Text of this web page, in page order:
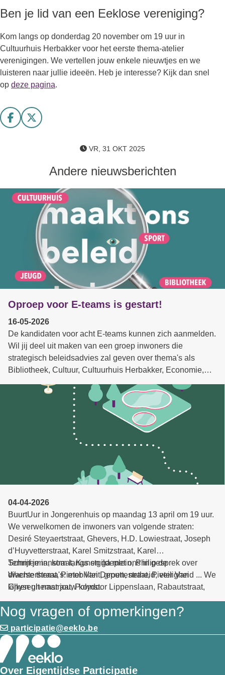
Ben je lid van een Eeklose vereniging?
Kom langs op donderdag 20 november om 19 uur in
Cultuurhuis Herbakker voor het eerste thema-atelier
verenigingen. We vertellen jouw enkele nieuwtjes en we
luisteren naar jullie ideeën. Heb je interesse? Kijk dan snel
op deze pagina.
Deel op facebook
Deel op X
VR, 31 OKT 2025
Andere nieuwsberichten
Oproep voor E-teams is gestart!
16-05-2026
De kandidaten voor acht E-teams kunnen zich aanmelden.
Wil jij deel uit maken van een groep inwoners die
strategisch beleidsadvies zal geven over thema's als
Bibliotheek, Cultuur, Cultuurhuis Herbakker, Economie,
verwachten en vul het formulier in. We verwachten jullie
kandidaturen ten laatste op 9 juni.
04-04-2026
BuurtUur in Jongerenhuis op maandag 13 april om 19 uur.
We verwelkomen de inwoners van volgende straten:
Desiré Steyaertstraat, Ghevers, H.D. Lowiestraat, Joseph
d’Huyvetterstraat, Karel Smitzstraat, Karel
Temmermanstraat, Kunstgildeplein, Philip de
Wachterstraat, Pieter Van Deputtestraat, Pieter Van
Ghyseghemstraat, Polydoor Lippenslaan, Rabautstraat,
Zusters Philippus Neristraat. Zij kregen een uitnodiging in
de bus.
Schrijf je in, kom langs en ga met ons in gesprek over
diverse thema's: mobiliteit, groen, netheid, veiligheid ... We
kijken uit naar jouw komst.
Nog vragen of opmerkingen?
participatie@eeklo.be
Over Eigentijdse Participatie